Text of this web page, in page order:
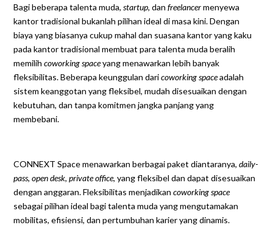
Bagi beberapa talenta muda,startup, danfreelancermenyewa
kantor tradisional bukanlah pilihan ideal di masa kini. Dengan
biaya yang biasanya cukup mahal dan suasana kantor yang kaku
pada kantor tradisional membuat para talenta muda beralih
memilihcoworking spaceyang menawarkan lebih banyak
fleksibilitas. Beberapa keunggulan daricoworking spaceadalah
sistem keanggotan yang fleksibel, mudah disesuaikan dengan
kebutuhan, dan tanpa komitmen jangka panjang yang
membebani.
CONNEXT Space menawarkan berbagai paket diantaranya,daily-
pass,open desk,private office, yang fleksibel dan dapat disesuaikan
dengan anggaran. Fleksibilitas menjadikancoworking space
sebagai pilihan ideal bagi talenta muda yang mengutamakan
mobilitas, efisiensi, dan pertumbuhan karier yang dinamis.